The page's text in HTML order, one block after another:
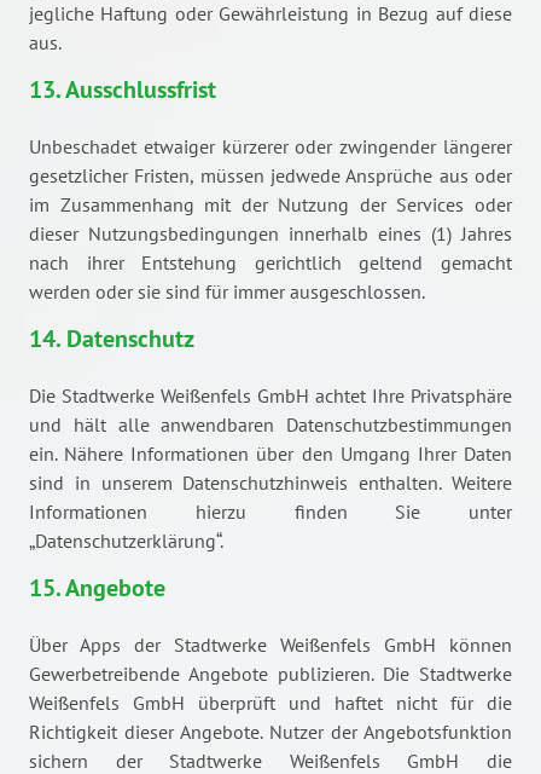
jegliche Haftung oder Gewährleistung in Bezug auf diese
aus.
13. Ausschlussfrist
Unbeschadet etwaiger kürzerer oder zwingender längerer
gesetzlicher Fristen, müssen jedwede Ansprüche aus oder
im Zusammenhang mit der Nutzung der Services oder
dieser Nutzungsbedingungen innerhalb eines (1) Jahres
nach ihrer Entstehung gerichtlich geltend gemacht
werden oder sie sind für immer ausgeschlossen.
14. Datenschutz
Die Stadtwerke Weißenfels GmbH achtet Ihre Privatsphäre
und hält alle anwendbaren Datenschutzbestimmungen
ein. Nähere Informationen über den Umgang Ihrer Daten
sind in unserem Datenschutzhinweis enthalten. Weitere
Informationen hierzu finden Sie unter
„Datenschutzerklärung“.
15. Angebote
Über Apps der Stadtwerke Weißenfels GmbH können
Gewerbetreibende Angebote publizieren. Die Stadtwerke
Weißenfels GmbH überprüft und haftet nicht für die
Richtigkeit dieser Angebote. Nutzer der Angebotsfunktion
sichern der Stadtwerke Weißenfels GmbH die